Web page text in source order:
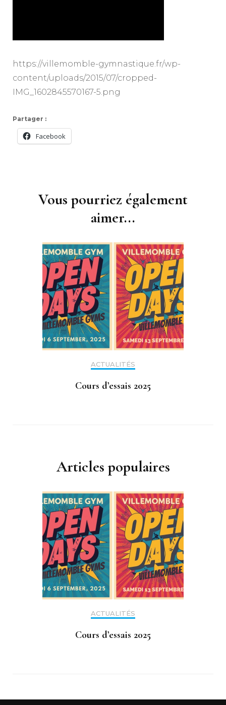
https://villemomble-gymnastique.fr/wp-
content/uploads/2015/07/cropped-
IMG_1602845570167-5.png
Partager :
Facebook
Vous pourriez également
aimer...
ACTUALITÉS
Cours d’essais 2025
Articles populaires
ACTUALITÉS
Cours d’essais 2025